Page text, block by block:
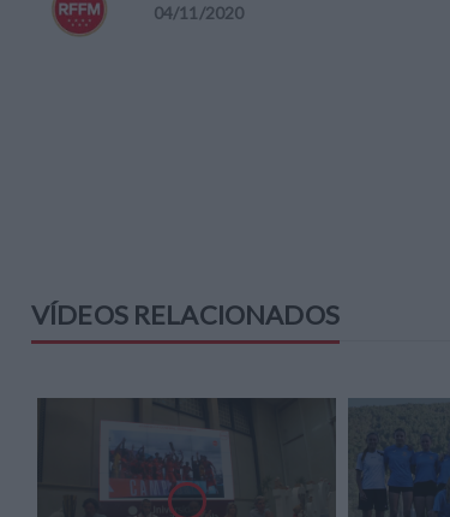
04/11 /2020
VÍDEOS RELACIONADOS